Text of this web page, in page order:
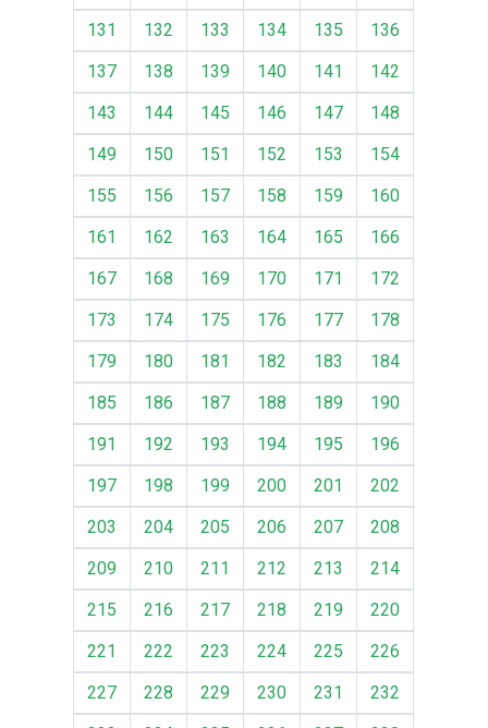
131
132 133 134 135
136
137
138 139 140 141
142
143
144 145 146 147
148
149
150 151 152 153
154
155
156 157 158 159
160
161
162 163 164 165
166
167
168 169 170 171
172
173
174 175 176 177
178
179
180 181 182 183
184
185
186 187 188 189
190
191
192 193 194 195
196
197
198 199 200 201
202
203
204 205 206 207
208
209
210 211 212 213
214
215
216 217 218 219
220
221
222 223 224 225
226
227
228 229 230 231
232